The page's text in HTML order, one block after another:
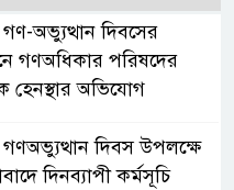
অভ্যুত্থান দিবসের
গণঅধিকার পরিষদের
হেনস্থার অভিযোগ
দিবস উপলক্ষে
দিনব্যাপী কর্মসূচি